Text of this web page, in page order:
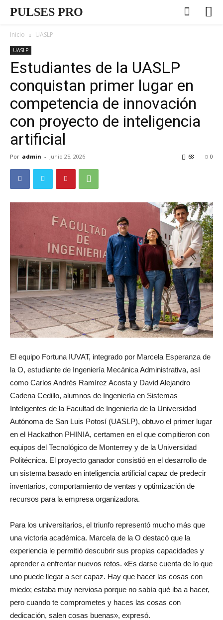
PULSES PRO
Inicio UASLP
UASLP
Estudiantes de la UASLP
conquistan primer lugar en
competencia de innovación
con proyecto de inteligencia
artificial
Por admin - junio 25, 2026 0
68
El equipo Fortuna IUVAT, integrado por Marcela Esperanza de
la O, estudiante de Ingeniería Mecánica Administrativa, así
como Carlos Andrés Ramírez Acosta y David Alejandro
Cadena Cedillo, alumnos de Ingeniería en Sistemas
Inteligentes de la Facultad de Ingeniería de la Universidad
Autónoma de San Luis Potosí (UASLP), obtuvo el primer lugar
en el Hackathon PHINIA, certamen en el que compitieron con
equipos del Tecnológico de Monterrey y de la Universidad
Politécnica. El proyecto ganador consistió en el desarrollo de
un sistema basado en inteligencia artificial capaz de predecir
inventarios, comportamiento de ventas y optimización de
recursos para la empresa organizadora.
Para los universitarios, el triunfo representó mucho más que
una victoria académica. Marcela de la O destacó que la
experiencia le permitió descubrir sus propias capacidades y
aprender a enfrentar nuevos retos. «Es darse cuenta de lo que
uno puede llegar a ser capaz. Hay que hacer las cosas con
miedo; estaba muy nerviosa porque no sabía qué iba a hacer,
pero cuando te comprometes y haces las cosas con
dedicación, salen cosas buenas», expresó.